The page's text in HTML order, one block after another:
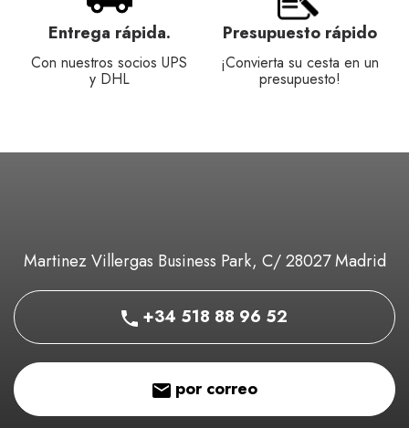
Entrega rápida.
Con nuestros socios UPS
y DHL
Presupuesto rápido
¡Convierta su cesta en un
presupuesto!
Martinez Villergas Business Park, C/ 28027 Madrid
+34 518 88 96 52
por correo